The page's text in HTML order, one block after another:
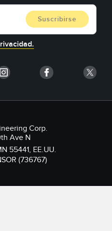
Corp.
Ave N
55441, EE.UU.
(736767)